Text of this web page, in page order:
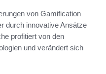
von Gamification
durch innovative Ansätze
profitiert von den
und verändert sich